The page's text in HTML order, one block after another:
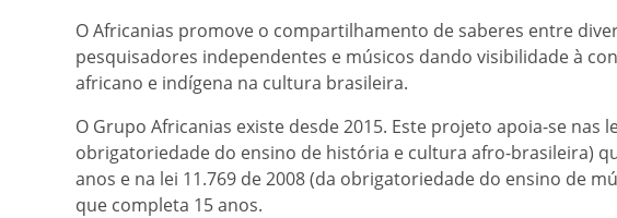
O Africanias promove o compartilhamento de saberes entre
pesquisadores independentes e músicos dando visibilidade à
africano e indígena na cultura brasileira.
O Grupo Africanias existe desde 2015. Este projeto apoia-se nas
obrigatoriedade do ensino de história e cultura afro-brasileira)
anos e na lei 11.769 de 2008 (da obrigatoriedade do ensino de
que completa 15 anos.